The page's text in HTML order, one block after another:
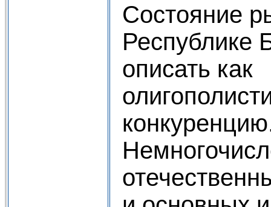
Состояние
Республике
описать как